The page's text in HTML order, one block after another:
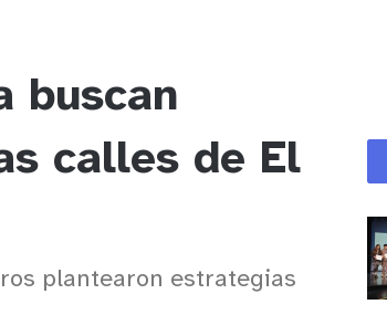
buscan
calles de El
plantearon estrategias